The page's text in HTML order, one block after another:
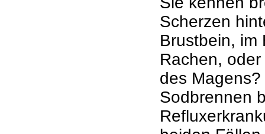
Scherzen
Brustbein, im
Rachen,
des
Sodbrennen